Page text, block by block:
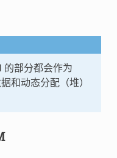
的部分都会作为
和动态分配（堆）